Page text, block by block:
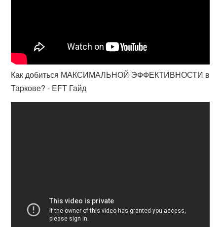
Как добиться МАКСИМАЛЬНОЙ ЭФФЕКТИВНОСТИ в
Таркове? - EFT Гайд